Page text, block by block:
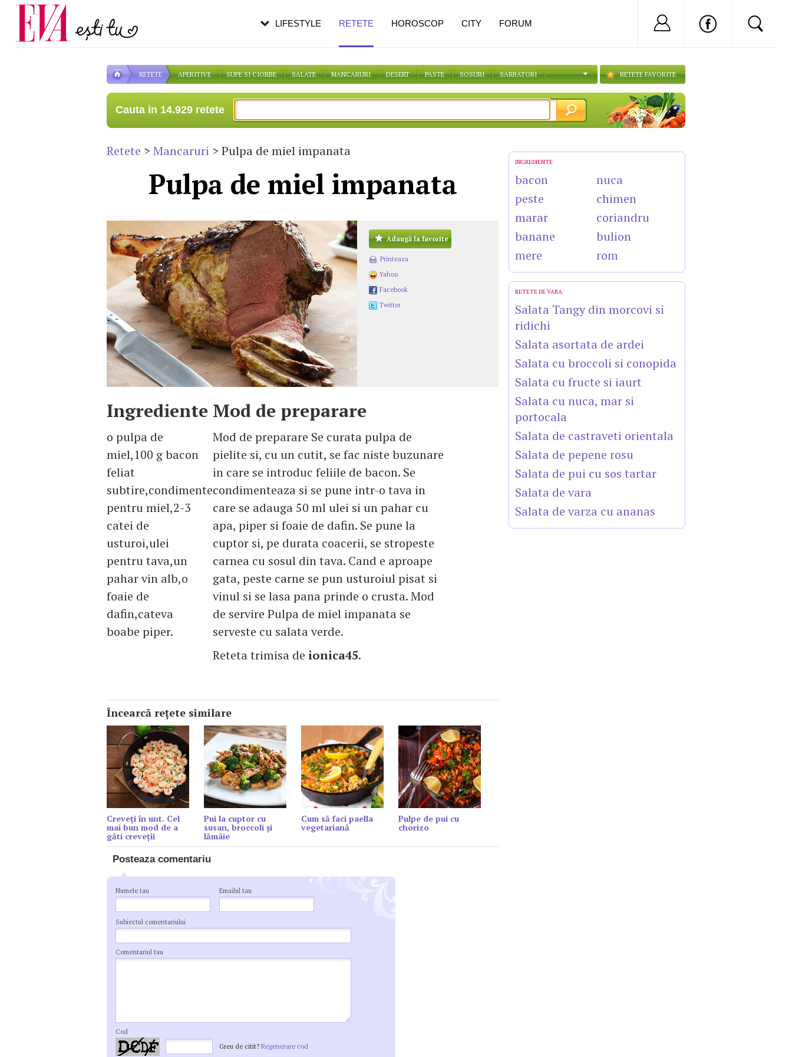
RETETE APERITIVE SUPE SI CIORBE SALATE MANCARURI DESERT PASTE SOSURI SARBATORI RETETE FAVORITE
Cauta in 14.929 retete
Retete > Mancaruri > Pulpa de miel impanata
Pulpa de miel impanata
Adaugă la favorite
Printeaza
Yahoo
Facebook
Twitter
Ingrediente
o pulpa de
miel,100 g bacon
feliat
subtire,condimente
pentru miel,2-3
catei de
usturoi,ulei
pentru tava,un
pahar vin alb,o
foaie de
dafin,cateva
boabe piper.
Mod de preparare
Mod de preparare Se curata pulpa de
pielite si, cu un cutit, se fac niste buzunare
in care se introduc feliile de bacon. Se
condimenteaza si se pune intr-o tava in
care se adauga 50 ml ulei si un pahar cu
apa, piper si foaie de dafin. Se pune la
cuptor si, pe durata coacerii, se stropeste
carnea cu sosul din tava. Cand e aproape
gata, peste carne se pun usturoiul pisat si
vinul si se lasa pana prinde o crusta. Mod
de servire Pulpa de miel impanata se
serveste cu salata verde.
Reteta trimisa de ionica45.
Încearcă reţete similare
Creveți în unt. Cel
mai bun mod de a
găti creveții
Pui la cuptor cu
susan, broccoli și
lămâie
Cum să faci paella
vegetariană
Pulpe de pui cu
chorizo
Posteaza comentariu
Numele tau Emailul tau
Subiectul comentariului
Comentariul tau
Cod
Greu de citit? Regenerare cod
INGREDIENTE
bacon
peste
marar
banane
mere
nuca
chimen
coriandru
bulion
rom
RETETE DE VARA
Salata Tangy din morcovi si
ridichi
Salata asortata de ardei
Salata cu broccoli si conopida
Salata cu fructe si iaurt
Salata cu nuca, mar si
portocala
Salata de castraveti orientala
Salata de pepene rosu
Salata de pui cu sos tartar
Salata de vara
Salata de varza cu ananas
LIFESTYLE RETETE HOROSCOP CITY FORUM Nu ai cont?
Carieră
Actualitate